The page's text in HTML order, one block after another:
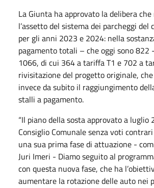
La Giunta ha approvato la delibera
l’assetto del sistema dei parcheggi
per gli anni 2023 e 2024: nella
pagamento totali – che oggi sono 822
1066, di cui 364 a tariffa T1 e 702 a
rivisitazione del progetto originale,
invece da subito il raggiungimento
stalli a pagamento.
“Il piano della sosta approvato a luglio
Consiglio Comunale senza voti
una sua prima fase di attuazione -
Juri Imeri - Diamo seguito al
con questa nuova fase, che ha
aumentare la rotazione delle auto nei